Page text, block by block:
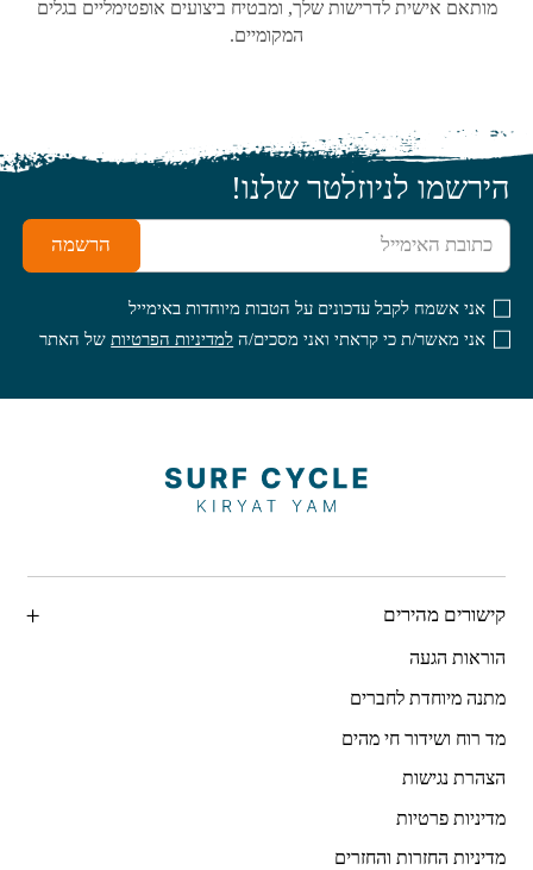
מותאם אישית לדרישות שלך, ומבטיח ביצועים אופטימליים בגלים
המקומיים.
הירשמו לניוזלטר שלנו!
כתובת האימייל
הרשמה
אני אשמח לקבל עדכונים על הטבות מיוחדות באימייל
אני מאשר/ת כי קראתי ואני מסכים/ה למדיניות הפרטיותשל האתר
קישורים מהירים
הוראות הגעה
מתנה מיוחדת לחברים
מד רוח ושידור חי מהים
הצהרת נגישות
מדיניות פרטיות
מדיניות החזרות והחזרים